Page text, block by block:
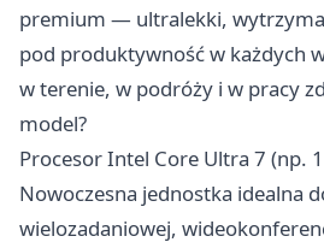
premium — ultralekki,
pod produktywność w każdych
w terenie, w podróży i w pracy
model?
Procesor Intel Core Ultra 7 (np.
Nowoczesna jednostka idealna
wielozadaniowej,